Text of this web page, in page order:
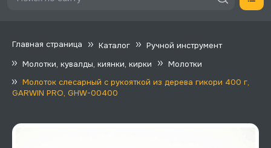
Главная страница Каталог
Ручной инструмент
Молотки, кувалды, киянки, кирки
Молотки
Молоток слесарный с рукояткой из дерева гикори 400 г,
GARWIN PRO, GHW-00400